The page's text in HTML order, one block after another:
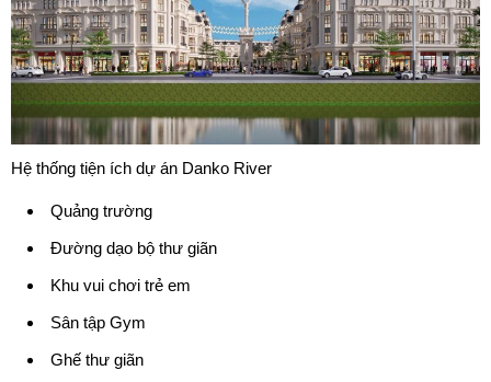
Hệ thống tiện ích dự án Danko River
Quảng trường
Đường dạo bộ thư giãn
Khu vui chơi trẻ em
Sân tập Gym
Ghế thư giãn